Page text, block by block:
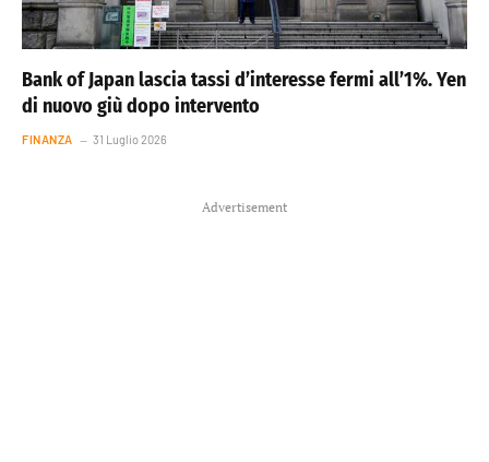
Bank of Japan lascia tassi d’interesse fermi all’1%. Yen
di nuovo giù dopo intervento
FINANZA 31 Luglio 2026
Advertisement